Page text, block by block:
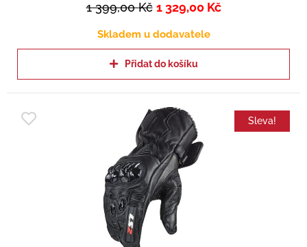
1 399,00Kč 1 329,00 Kč
Skladem u dodavatele
Přidat do košíku
Sleva!